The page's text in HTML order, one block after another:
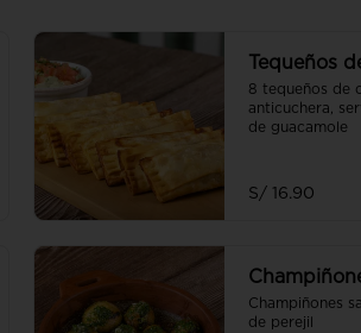
Tequeños
8 tequeños de
anticuchera,
de guacamole
S/ 16.90
Champiñones
de perejil